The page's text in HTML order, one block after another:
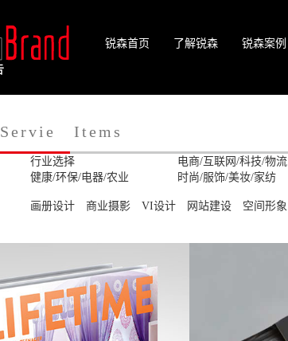
锐森首页 了解锐森 锐森案例
Servie Items
行业选择 电商/互联网/科技/物流
健康/环保/电器/农业
时尚/服饰/美妆/家纺
画册设计 商业摄影 VI设计 网站建设 空间形象